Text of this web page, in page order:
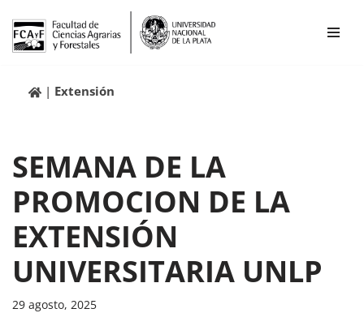
Ir
contenidoExtensión
SEMANA DE LA
PROMOCION DE LA
EXTENSIÓN
UNIVERSITARIA UNLP
29 agosto, 2025